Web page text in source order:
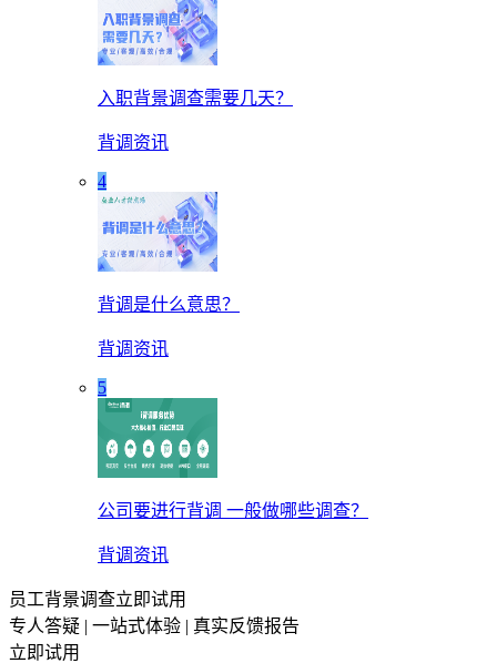
入职背景调查需要几天？
背调资讯
4
背调是什么意思？
背调资讯
5
公司要进行背调 一般做哪些调查？
背调资讯
员工背景调查立即试用
专人答疑 | 一站式体验 | 真实反馈报告
立即试用